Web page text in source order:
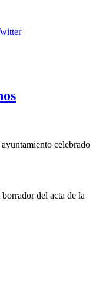
celebrado
del acta de la